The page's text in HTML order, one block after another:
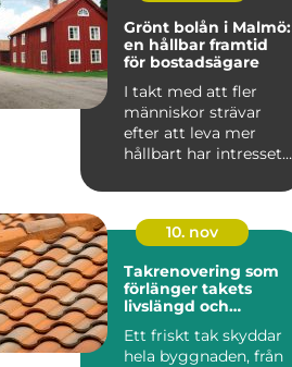
Grönt bolån i Malmö:
en hållbar framtid
för bostadsägare
I takt med att fler
människor strävar
efter att leva mer
hållbart har intresset
10. nov
Takrenovering som
förlänger takets
livslängd och
Ett friskt tak skyddar
hela byggnaden, från